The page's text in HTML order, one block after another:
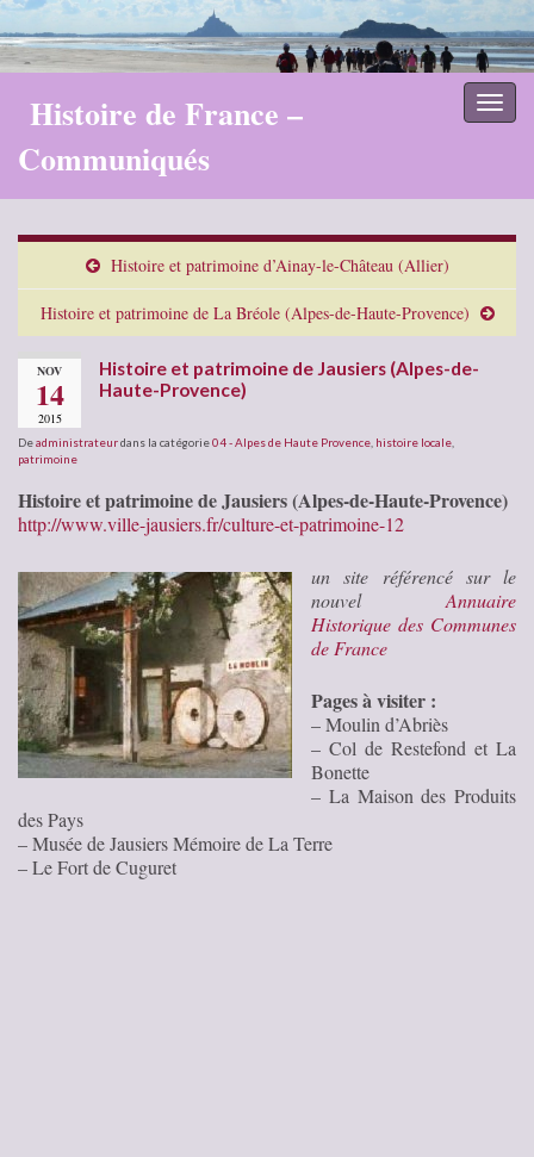
Histoire de France –
Communiqués
Histoire et patrimoine d’Ainay-le-Château (Allier)
Histoire et patrimoine de La Bréole (Alpes-de-Haute-Provence)
NOV
14
2015
Histoire et patrimoine de Jausiers (Alpes-de-
Haute-Provence)
Deadministrateurdans la catégorie04 - Alpes de Haute Provence histoire locale
patrimoine
Histoire et patrimoine de Jausiers (Alpes-de-Haute-Provence)
http://www.ville-jausiers.fr/culture-et-patrimoine-12
un site référencé sur le
nouvel Annuaire
Historique des Communes
de France
Pages à visiter :
– Moulin d’Abriès
– Col de Restefond et La
Bonette
– La Maison des Produits
des Pays
– Musée de Jausiers Mémoire de La Terre
– Le Fort de Cuguret